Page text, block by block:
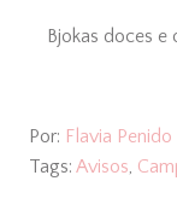
Bjokas doces e
Por: Flavia Penido
Tags: Avisos,